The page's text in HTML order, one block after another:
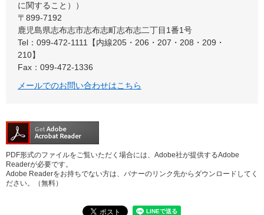
に関すること）
〒899-7192
鹿児島県志布志市志布志町志布志二丁目1番1号
Tel：099-472-1111【内線205・206・207・208・209・
210】
Fax：099-472-1336
メールでのお問い合わせはこちら
PDF形式のファイルをご覧いただく場合には、Adobe社が提供するAdobe
Readerが必要です。
Adobe Readerをお持ちでない方は、バナーのリンク先からダウンロードしてく
ださい。（無料）